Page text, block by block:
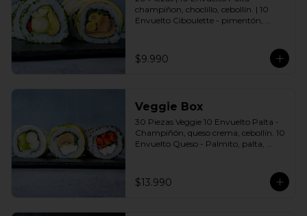
champiñon, choclillo, cebollín. | 10
Envuelto Ciboulette - pimentón,
palitos
$9.990
Veggie Box
30 Piezas Veggie 10 Envuelto Palta -
Champiñón, queso crema, cebollín. 10
Envuelto Queso - Palmito, palta,
Incluye: 3 Salsas a elección soya o
agridulce Bless + 2 palitos
$13.990